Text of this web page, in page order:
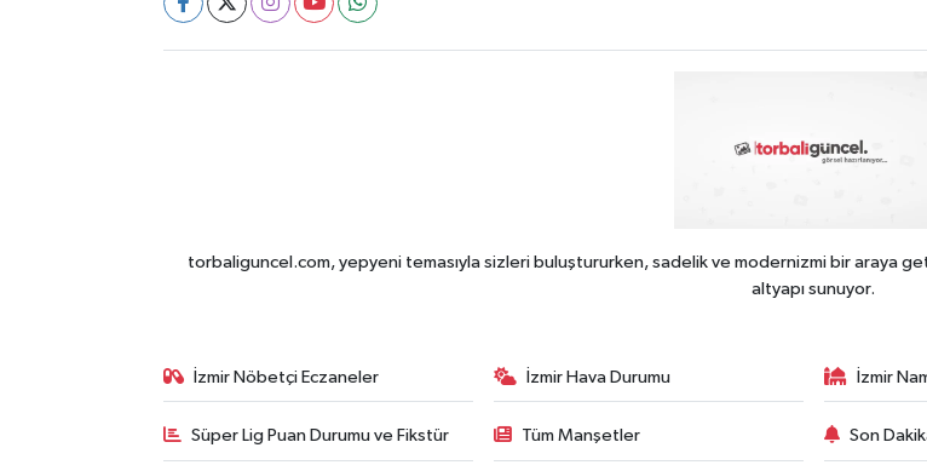
torbaliguncel.com, yepyeni temasıyla sizleri buluştururken, sadelik ve modernizmi bir araya
altyapı sunuyor.
İzmir Nöbetçi Eczaneler İzmir Hava Durumu İzmir
Süper Lig Puan Durumu ve Fikstür Tüm Manşetler Son